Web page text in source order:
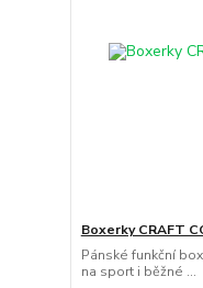
Boxerky CRAFT
Pánské funkční
na sport i běžné ...